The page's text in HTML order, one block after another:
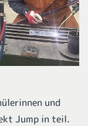
und
Jump in teil.